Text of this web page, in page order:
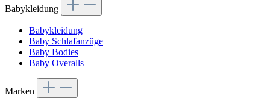
Babykleidung
Babykleidung
Baby Schlafanzüge
Baby Bodies
Baby Overalls
Marken